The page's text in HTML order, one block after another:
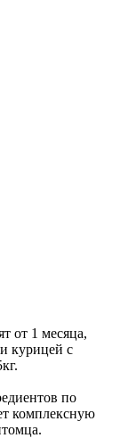
от 1 месяца,
курицей с
по
комплексную